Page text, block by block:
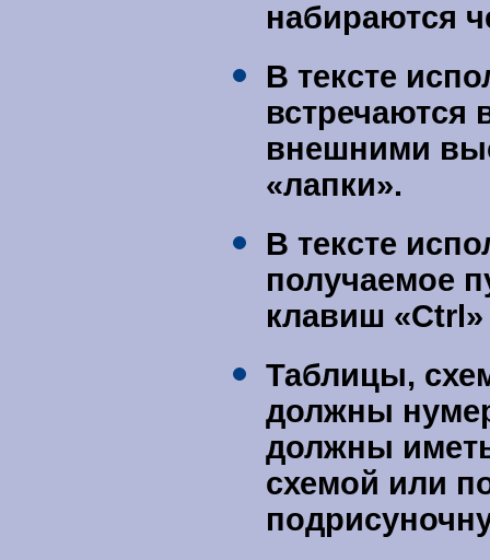
набираются
В тексте
встречаются
внешними
«лапки».
В тексте
получаемое
клавиш «Ctrl
Таблицы,
должны
должны
схемой или